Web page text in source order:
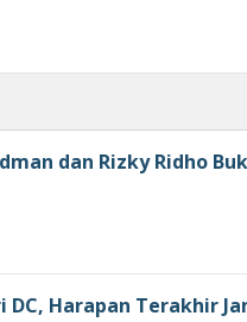
dan Rizky Ridho
Harapan Terakhir